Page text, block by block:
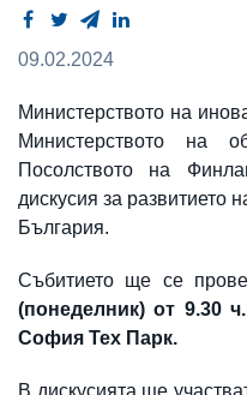
09.02.2024
Министерството на
Министерството на
Посолството на
дискусия за развитието
България.
Събитието ще се
(понеделник) от 9.30
София Тех Парк.
В дискусията ще